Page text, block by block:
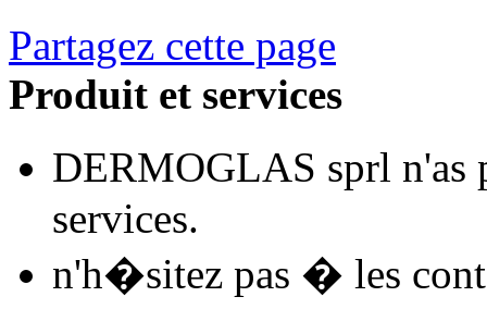
Partagez cette page
Produit et services
DERMOGLAS sprl
services.
n'h�sitez pas � les